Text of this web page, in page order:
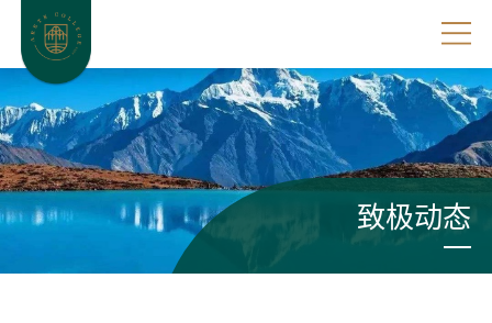
致极动态